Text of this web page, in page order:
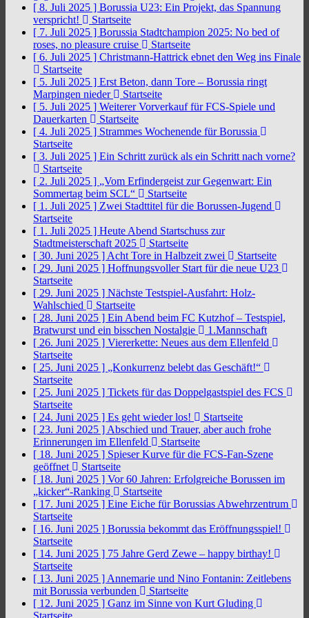
[ 8. Juli 2025 ] Borussia U23: Ein Projekt, das Spannung
verspricht!
Startseite
[ 7. Juli 2025 ] Borussia Stadtchampion 2025: No bed of
roses, no pleasure cruise
Startseite
[ 6. Juli 2025 ] Christmann-Hattrick ebnet den Weg ins Finale
Startseite
[ 5. Juli 2025 ] Erst Beton, dann Tore – Borussia ringt
Marpingen nieder
Startseite
[ 5. Juli 2025 ] Weiterer Vorverkauf für FCS-Spiele und
Dauerkarten
Startseite
[ 4. Juli 2025 ] Strammes Wochenende für Borussia
Startseite
[ 3. Juli 2025 ] Ein Schritt zurück als ein Schritt nach vorne?
Startseite
[ 2. Juli 2025 ] „Vom Erfindergeist zur Gegenwart: Ein
Sommertag beim SCL“
Startseite
[ 1. Juli 2025 ] Zwei Stadttitel für die Borussen-Jugend
Startseite
[ 1. Juli 2025 ] Heute Abend Startschuss zur
Stadtmeisterschaft 2025
Startseite
[ 30. Juni 2025 ] Acht Tore in Halbzeit zwei
Startseite
[ 29. Juni 2025 ] Hoffnungsvoller Start für die neue U23
Startseite
[ 29. Juni 2025 ] Nächste Testspiel-Ausfahrt: Holz-
Wahlschied
Startseite
[ 28. Juni 2025 ] Ein Abend beim FC Kutzhof – Testspiel,
Bratwurst und ein bisschen Nostalgie
1.Mannschaft
[ 26. Juni 2025 ] Viererkette: Neues aus dem Ellenfeld
Startseite
[ 25. Juni 2025 ] „Konkurrenz belebt das Geschäft!“
Startseite
[ 25. Juni 2025 ] Tickets für das Doppelgastspiel des FCS
Startseite
[ 24. Juni 2025 ] Es geht wieder los!
Startseite
[ 23. Juni 2025 ] Abschied und Trauer, aber auch frohe
Erinnerungen im Ellenfeld
Startseite
[ 18. Juni 2025 ] Spieser Kurve für die FCS-Fan-Szene
geöffnet
Startseite
[ 18. Juni 2025 ] Vor 60 Jahren: Erfolgreiche Borussen im
„kicker“-Ranking
Startseite
[ 17. Juni 2025 ] Eine Eiche für Borussias Abwehrzentrum
Startseite
[ 16. Juni 2025 ] Borussia bekommt das Eröffnungsspiel!
Startseite
[ 14. Juni 2025 ] 75 Jahre Gerd Zewe – happy birthay!
Startseite
[ 13. Juni 2025 ] Annemarie und Nino Fontanin: Zeitlebens
mit Borussia verbunden
Startseite
[ 12. Juni 2025 ] Ganz im Sinne von Kurt Gluding
Startseite